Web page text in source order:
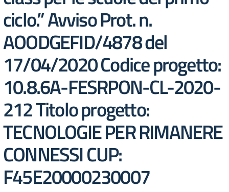
ciclo.” Avviso Prot. n.
AOODGEFID/4878 del
17/04/2020 Codice progetto:
10.8.6A-FESRPON-CL-2020-
212 Titolo progetto:
TECNOLOGIE PER RIMANERE
CONNESSI CUP:
F45E20000230007